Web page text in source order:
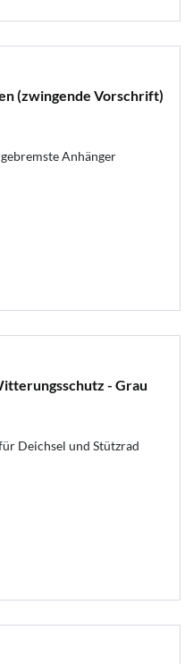
(zwingende Vorschrift)
Anhänger
- Grau
Deichsel und Stützrad